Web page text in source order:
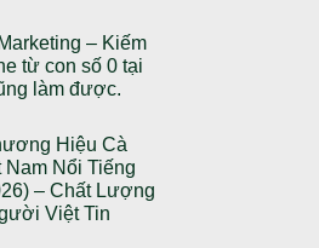
– Kiếm
từ con số 0 tại
làm được.
Hiệu Cà
Nam Nổi Tiếng
– Chất Lượng
Việt Tin